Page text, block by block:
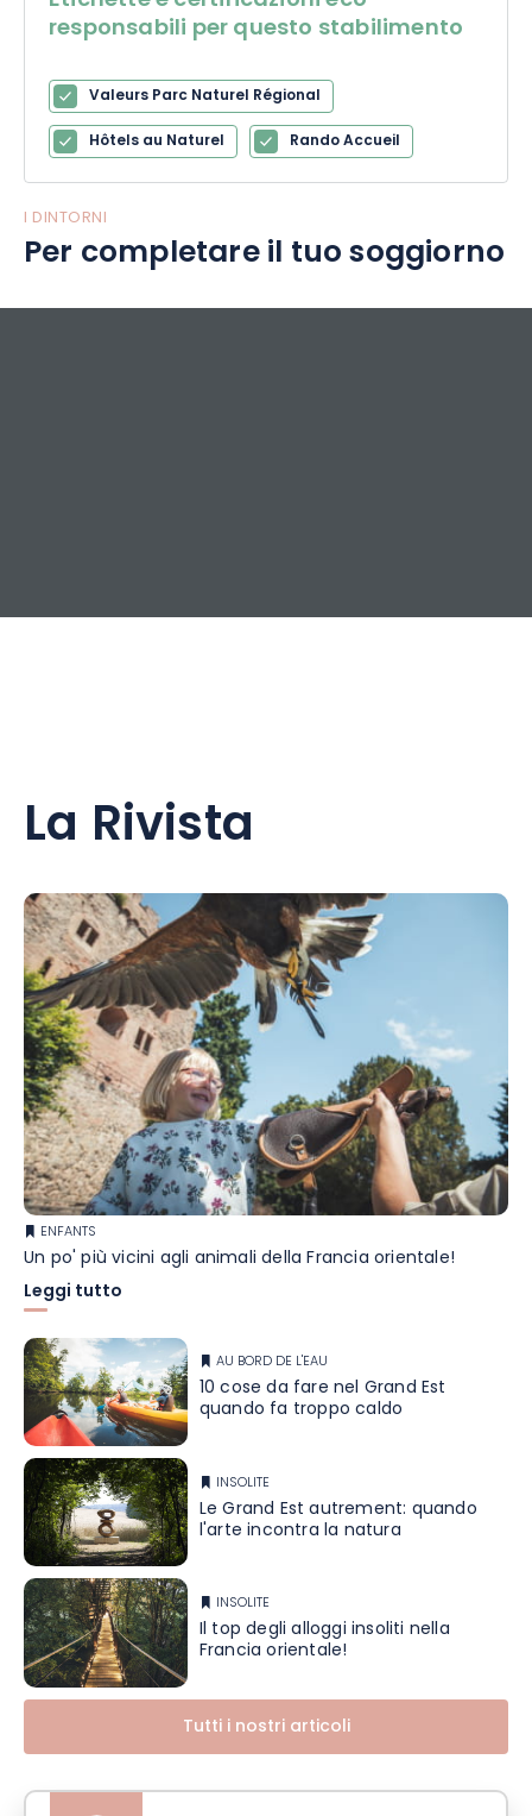
responsabili per questo stabilimento
Valeurs Parc Naturel Régional
Hôtels au Naturel
Rando Accueil
I DINTORNI
Per completare il tuo soggiorno
La Rivista
ENFANTS
Un po' più vicini agli animali della Francia orientale!
Leggi tutto
AU BORD DE L'EAU
10 cose da fare nel Grand Est
quando fa troppo caldo
INSOLITE
Le Grand Est autrement: quando
l'arte incontra la natura
INSOLITE
Il top degli alloggi insoliti nella
Francia orientale!
Tutti i nostri articoli